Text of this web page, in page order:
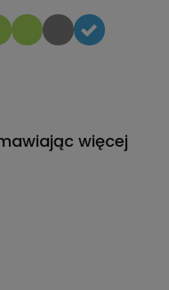
więcej